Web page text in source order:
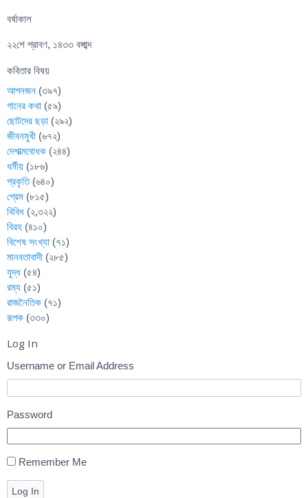
বর্ষাকাল
২২শে শ্রাবণ, ১৪৩৩ বঙ্গাব্দ
কবিতার বিষয়
আপনজন (৩৯৭)
গানের কথা (৫৯)
ছোটদের ছড়া (২৯২)
জীবনমুখী (৬৭২)
দেশাত্মবোধক (২৪৪)
ধর্মীয় (১৮৬)
প্রকৃতি(৬৪০)
প্রেম (৮১৫)
বিবিধ (২,৩২২)
বিরহ (৪১০)
বিশেষ সংখ্যা (৭১)
মানবতাবাদী (২৮৫)
যুদ্ধ (৫৪)
রম্য (৫১)
রাজনৈতিক (৭১)
রূপক (৩৩০)
Log In
Username or Email Address
Password
Remember Me
Log In